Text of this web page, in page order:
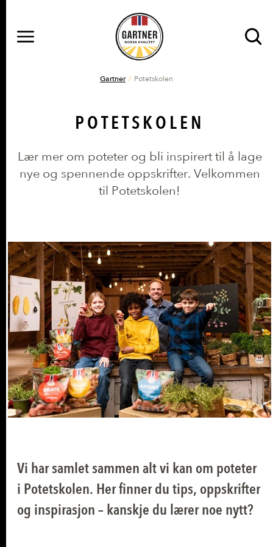
Gartner Potetskolen
POTETSKOLEN
Lær mer om poteter og bli inspirert til å lage
nye og spennende oppskrifter. Velkommen
til Potetskolen!
Vi har samlet sammen alt vi kan om poteter
i Potetskolen. Her finner du tips, oppskrifter
og inspirasjon – kanskje du lærer noe nytt?